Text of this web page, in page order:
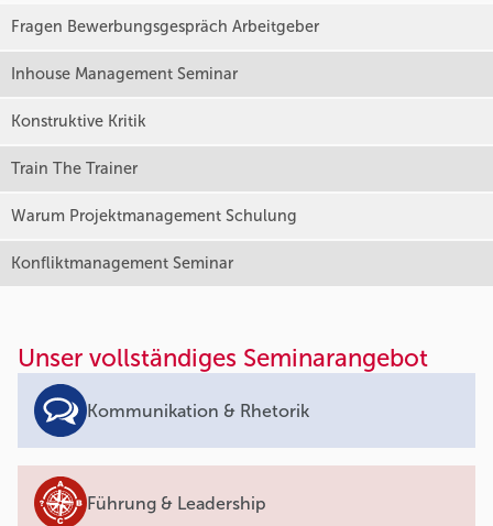
Fragen Bewerbungsgespräch Arbeitgeber
Inhouse Management Seminar
Konstruktive Kritik
Train The Trainer
Warum Projektmanagement Schulung
Konfliktmanagement Seminar
Unser vollständiges Seminarangebot
Kommunikation & Rhetorik
Führung & Leadership